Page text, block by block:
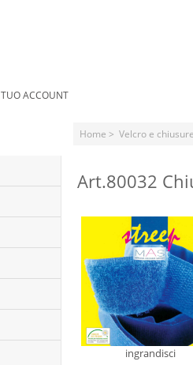
TUO ACCOUNT
Home >Velcro e
Art.80032
ingrandisci